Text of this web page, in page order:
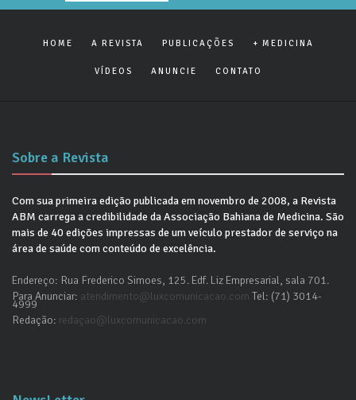
HOME A REVISTA PUBLICAÇÕES + MEDICINA
VÍDEOS ANUNCIE CONTATO
Sobre a Revista
Com sua primeira edição publicada em novembro de 2008, a Revista
ABM carrega a credibilidade da Associação Bahiana de Medicina. São
mais de 40 edições impressas de um veículo prestador de serviço na
área de saúde com conteúdo de excelência.
Endereço: Rua Frederico Simoes, 125. Edf. Liz Empresarial, sala 701.
Para Anunciar: atendimento@luxcomunicacao.com Tel: (71) 3014-
4999
Redação: redaçao@luxcomunicacao.com